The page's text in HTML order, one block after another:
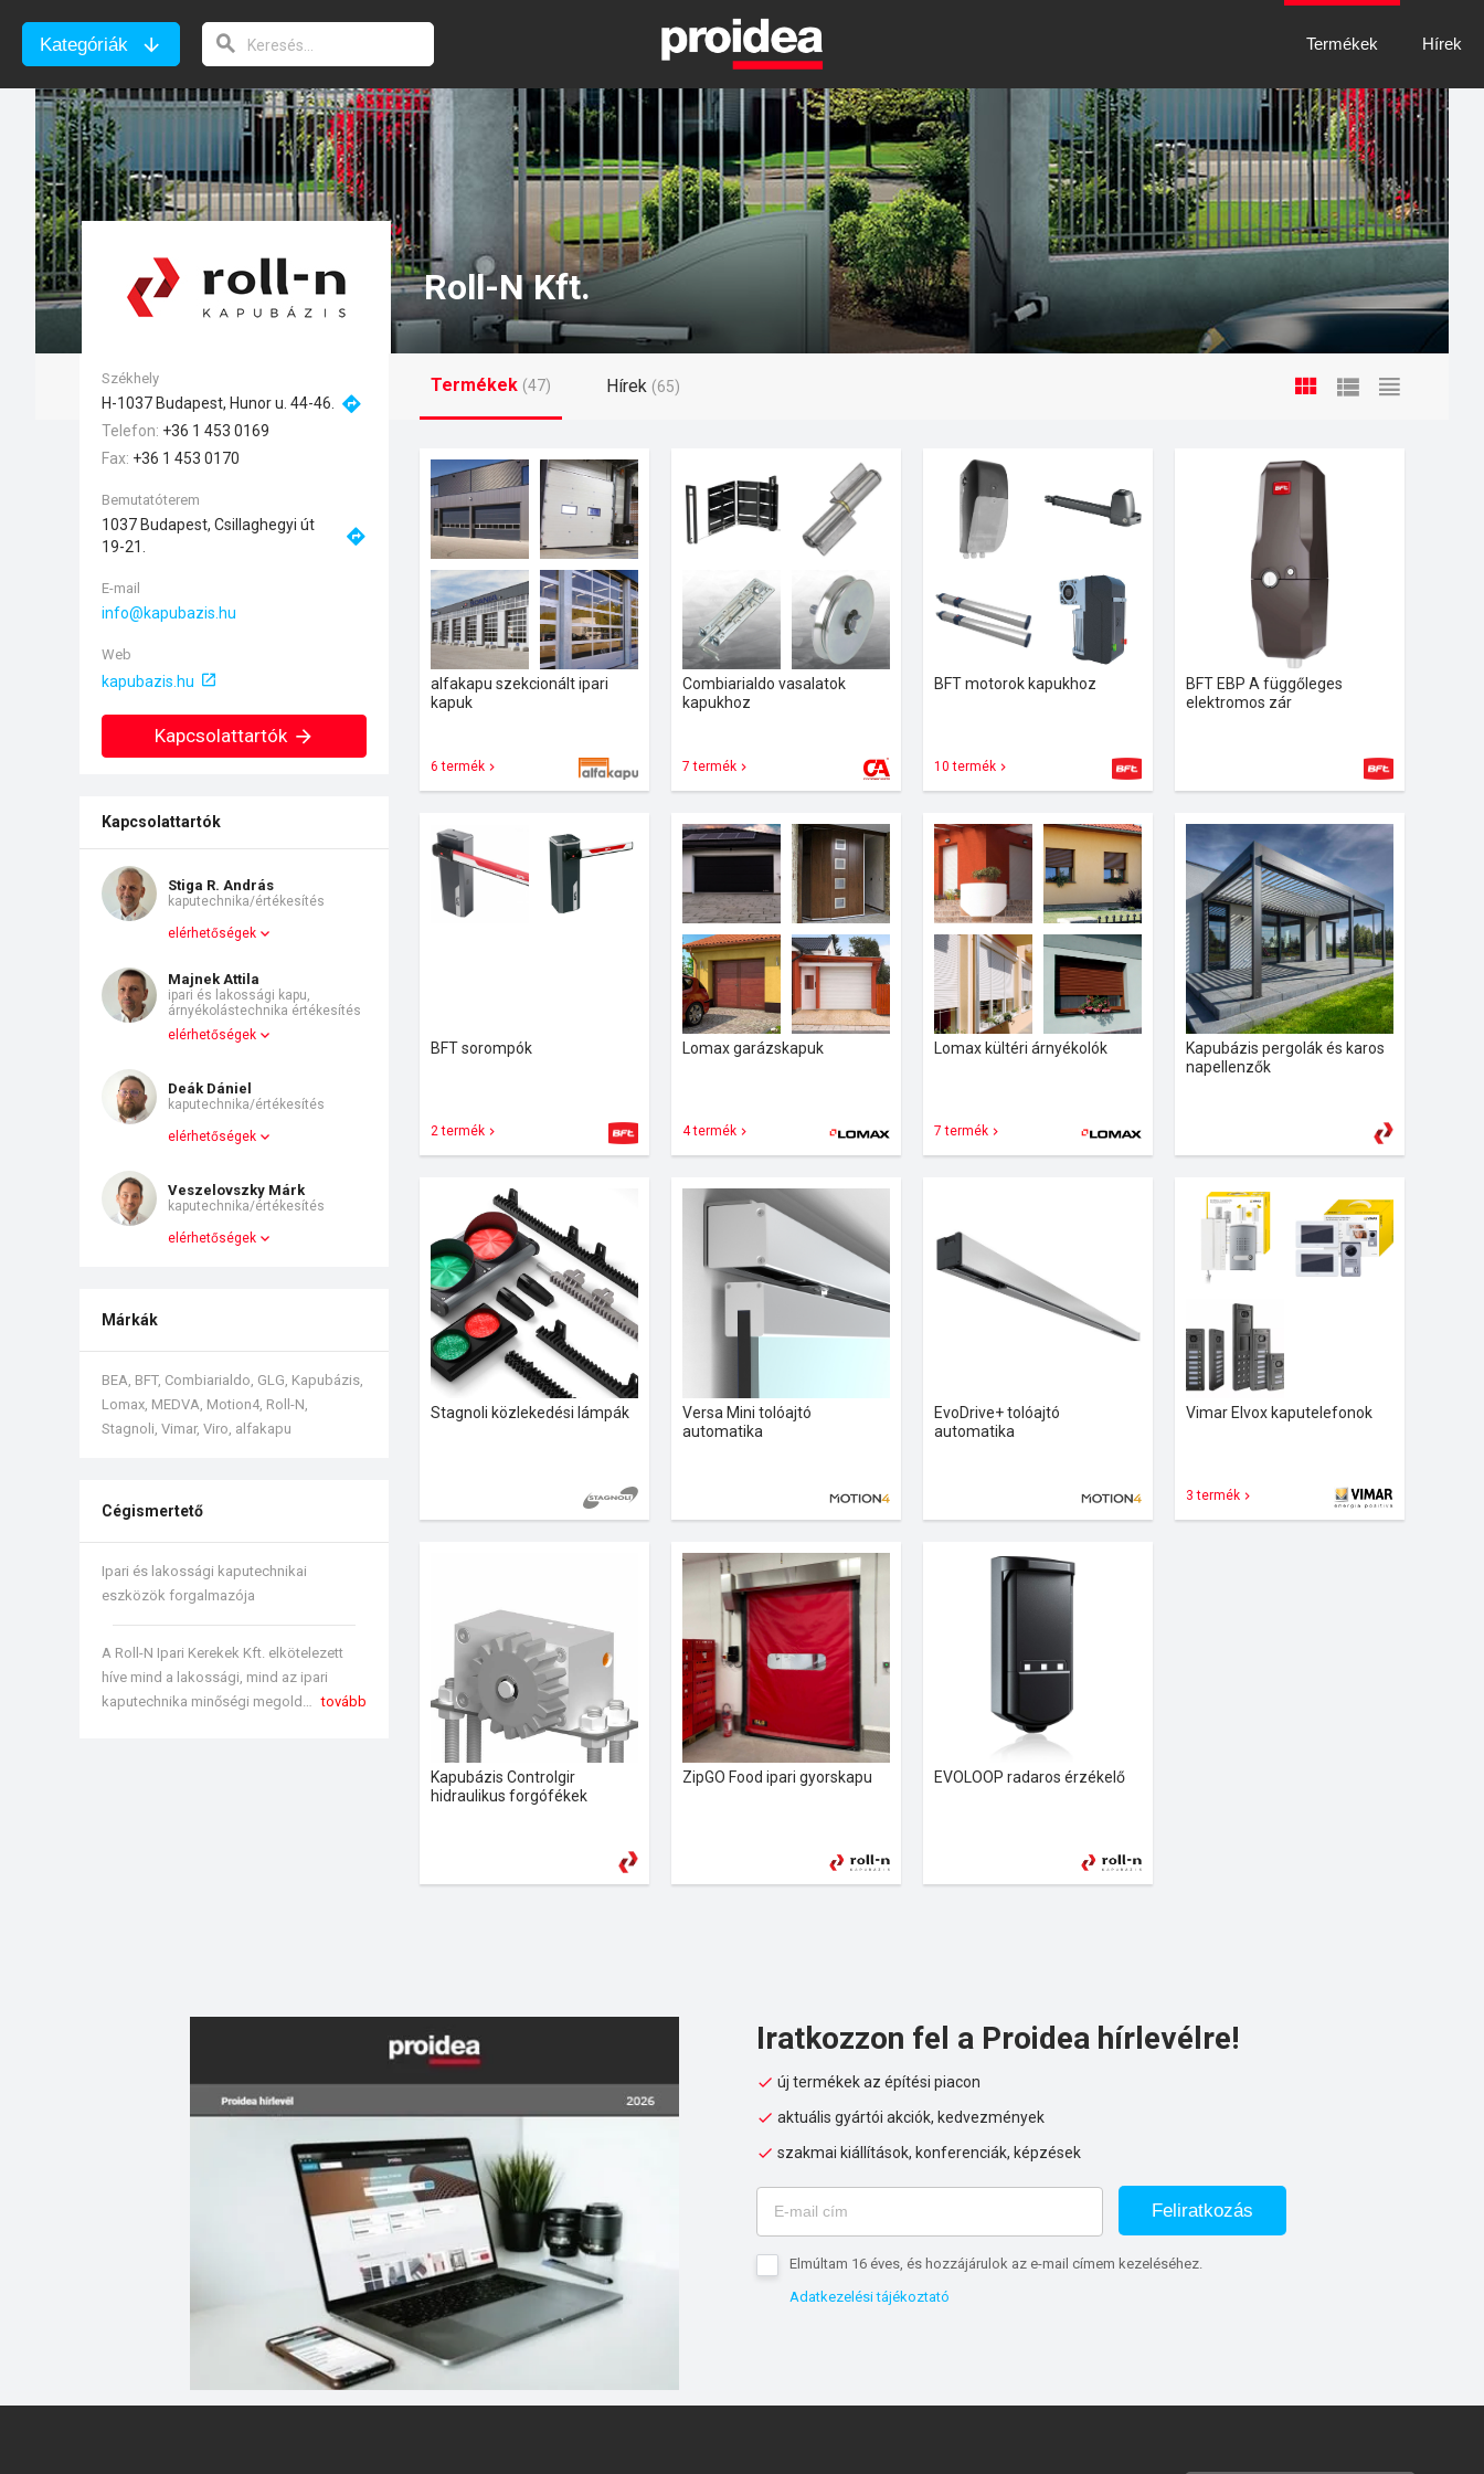
Kategóriák Termékek Hírek
Roll-N Kft.
Termékek (47) Hírek (65)
alfakapu szekcionált ipari
kapuk
6 termék
Combiarialdo vasalatok
kapukhoz
7 termék
BFT motorok kapukhoz
10 termék
BFT EBP A függőleges
elektromos zár
BFT sorompók
2 termék
Lomax garázskapuk
4 termék
Lomax kültéri árnyékolók
7 termék
Kapubázis pergolák és karos
napellenzők
Stagnoli közlekedési lámpák
Versa Mini tolóajtó
automatika
EvoDrive+ tolóajtó
automatika
Vimar Elvox kaputelefonok
3 termék
Kapubázis Controlgir
hidraulikus forgófékek
ZipGO Food ipari gyorskapu EVOLOOP radaros érzékelő
Székhely
H-1037 Budapest, Hunor u. 44-46.
Telefon +36 1 453 0169
Fax +36 1 453 0170
Bemutatóterem
1037 Budapest, Csillaghegyi út
19-21.
E-mail
Web
kapubazis.hu
Kapcsolattartók
Kapcsolattartók
Stiga R. András
kaputechnika/értékesítés
elérhetőségek
Majnek Attila
ipari és lakossági kapu,
árnyékolástechnika értékesítés
elérhetőségek
Deák Dániel
kaputechnika/értékesítés
elérhetőségek
Veszelovszky Márk
kaputechnika/értékesítés
elérhetőségek
Márkák
BEA, BFT, Combiarialdo, GLG, Kapubázis,
Lomax, MEDVA, Motion4, Roll-N,
Stagnoli, Vimar, Viro, alfakapu
Cégismertető
Ipari és lakossági kaputechnikai
eszközök forgalmazója
A Roll-N Ipari Kerekek Kft. elkötelezett
híve mind a lakossági, mind az ipari
kaputechnika minőségi megoldásainak. Az általuk forgalmazott termékek, ( CA vasalatok, BFT automatikák) minden európai biztonsági, és a legszigorúbb minőségi követelményeknek is megfelelnek. Beszállítóik folyamatos technikai fejlesztéseinek köszönhető, hogy a legkorszerűbb megoldásokat és a legmagasabb színvonalat tudják biztosítani megrendelőiknek. Termékskálájuk a legegyszerűbb lakossági igényen keresztül, a legösszetettebb ipari felhasználásra is megoldást nyújt, figyelembe véve az egyedi elvárásoknak is. Ez teszi lehetővé, hogy igényre szabottan alkalmazzák a BFT automatikáit, amely biztosítja a hosszú távú, üzembiztos, zavartalan működést. tovább
Iratkozzon fel a Proidea hírlevélre!
új termékek az építési piacon
aktuális gyártói akciók, kedvezmények
szakmai kiállítások, konferenciák, képzések
Feliratkozás
Elmúltam 16 éves, és hozzájárulok az e-mail címem kezeléséhez.
Adatkezelési tájékoztató